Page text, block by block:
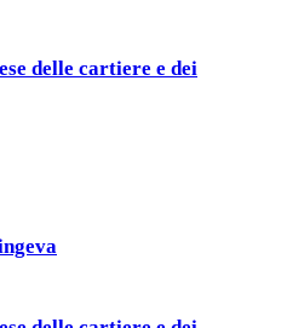
delle cartiere e dei